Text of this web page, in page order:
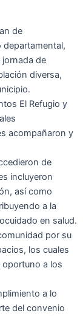
de
departamental,
jornada de
diversa,
El Refugio y
acompañaron y
de
incluyeron
así como
a la
en salud.
por su
los cuales
oportuno a los
a lo
del convenio